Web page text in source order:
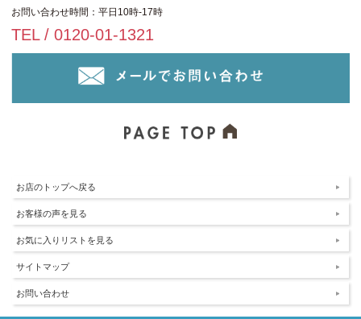
お問い合わせ時間：平日10時-17時
TEL / 0120-01-1321
お店のトップへ戻る
お客様の声を見る
お気に入りリストを見る
サイトマップ
お問い合わせ